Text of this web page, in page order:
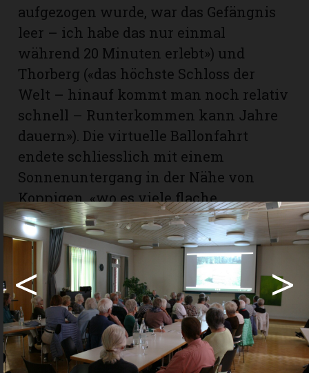
aufgezogen wurde, war das Gefängnis
leer – ich habe das nur einmal
während 20 Minuten erlebt») und
Thorberg («das höchste Schloss der
Welt – hinauf kommt man noch relativ
schnell – Runterkommen kann Jahre
dauern»). Die virtuelle Ballonfahrt
endete schliesslich mit einem
Sonnenuntergang in der Nähe von
Koppigen, «wo es viele flache,
genügend grosse Gebiete ohne
Stromleitungen hat». Wieder zurück
«am Boden» bedankten sich die
Zuhörenden bei Hans Schmidiger mit
einem grossen Applaus für den
unterhaltsamen Bildervortrag.
Bevor die Anwesenden mit Kaffee und
Kuchen verwöhnt wurden, machte
< >